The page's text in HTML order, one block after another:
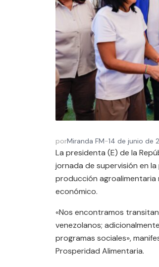
porMiranda FM-14 de junio de
La presidenta (E) de la
jornada de supervisión en
producción
económico.
«Nos encontramos
venezolanos;
programas sociales»,
Prosperidad Alimentaria.